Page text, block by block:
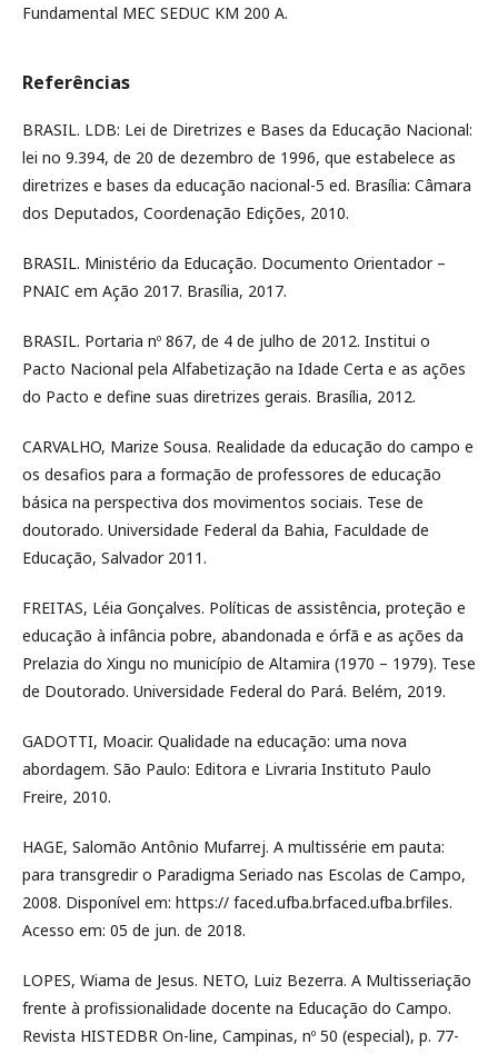
Fundamental MEC SEDUC KM 200 A.
Referências
BRASIL. LDB: Lei de Diretrizes e Bases da Educação Nacional:
lei no 9.394, de 20 de dezembro de 1996, que estabelece as
diretrizes e bases da educação nacional-5 ed. Brasília: Câmara
dos Deputados, Coordenação Edições, 2010.
BRASIL. Ministério da Educação. Documento Orientador –
PNAIC em Ação 2017. Brasília, 2017.
BRASIL. Portaria nº 867, de 4 de julho de 2012. Institui o
Pacto Nacional pela Alfabetização na Idade Certa e as ações
do Pacto e define suas diretrizes gerais. Brasília, 2012.
CARVALHO, Marize Sousa. Realidade da educação do campo e
os desafios para a formação de professores de educação
básica na perspectiva dos movimentos sociais. Tese de
doutorado. Universidade Federal da Bahia, Faculdade de
Educação, Salvador 2011.
FREITAS, Léia Gonçalves. Políticas de assistência, proteção e
educação à infância pobre, abandonada e órfã e as ações da
Prelazia do Xingu no município de Altamira (1970 – 1979). Tese
de Doutorado. Universidade Federal do Pará. Belém, 2019.
GADOTTI, Moacir. Qualidade na educação: uma nova
abordagem. São Paulo: Editora e Livraria Instituto Paulo
Freire, 2010.
HAGE, Salomão Antônio Mufarrej. A multissérie em pauta:
para transgredir o Paradigma Seriado nas Escolas de Campo,
2008. Disponível em: https:// faced.ufba.brfaced.ufba.brfiles.
Acesso em: 05 de jun. de 2018.
LOPES, Wiama de Jesus. NETO, Luiz Bezerra. A Multisseriação
frente à profissionalidade docente na Educação do Campo.
Revista HISTEDBR On-line, Campinas, nº 50 (especial), p. 77-